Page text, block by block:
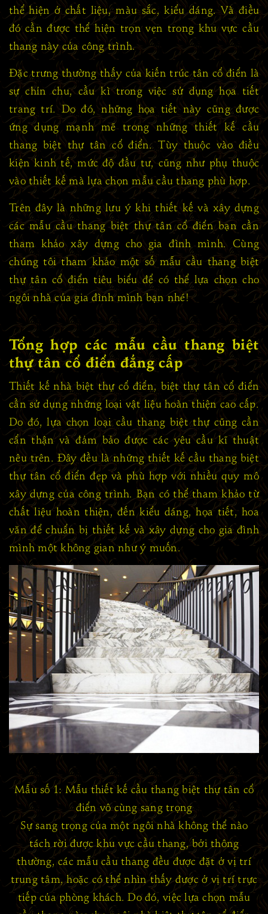
thể hiện ở chất liệu, màu sắc, kiểu dáng. Và điều
đó cần được thể hiện trọn vẹn trong khu vực cầu
thang này của công trình.
Đặc trưng thường thấy của kiến trúc tân cổ điển là
sự chỉn chu, cầu kì trong việc sử dụng họa tiết
trang trí. Do đó, những họa tiết này cũng được
ứng dụng mạnh mẽ trong những thiết kế cầu
thang biệt thự tân cổ điển. Tùy thuộc vào điều
kiện kinh tế, mức độ đầu tư, cũng như phụ thuộc
vào thiết kế mà lựa chọn mẫu cầu thang phù hợp.
Trên đây là những lưu ý khi thiết kế và xây dựng
các mẫu cầu thang biệt thự tân cổ điển bạn cần
tham khảo xây dựng cho gia đình mình. Cùng
chúng tôi tham khảo một số mẫu cầu thang biệt
thự tân cổ điển tiêu biểu để có thể lựa chọn cho
ngôi nhà của gia đình mình bạn nhé!
Tổng hợp các mẫu cầu thang biệt
thự tân cổ điển đẳng cấp
Thiết kế nhà biệt thự cổ điển, biệt thự tân cổ điển
cần sử dụng những loại vật liệu hoàn thiện cao cấp.
Do đó, lựa chọn loại cầu thang biệt thự cũng cần
cẩn thận và đảm bảo được các yêu cầu kĩ thuật
nêu trên. Đây đều là những thiết kế cầu thang biệt
thự tân cổ điển đẹp và phù hợp với nhiều quy mô
xây dựng của công trình. Bạn có thể tham khảo từ
chất liệu hoàn thiện, đến kiểu dáng, họa tiết, hoa
văn để chuẩn bị thiết kế và xây dựng cho gia đình
mình một không gian như ý muốn.
Mẫu số 1: Mẫu thiết kế cầu thang biệt thự tân cổ
điển vô cùng sang trọng
Sự sang trọng của một ngôi nhà không thể nào
tách rời được khu vực cầu thang, bởi thông
thường, các mẫu cầu thang đều được đặt ở vị trí
trung tâm, hoặc có thể nhìn thấy được ở vị trí trực
tiếp của phòng khách. Do đó, việc lựa chọn mẫu